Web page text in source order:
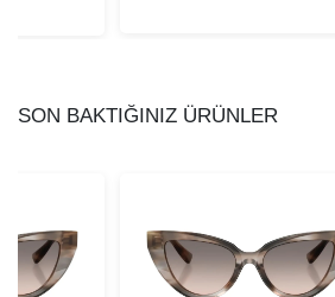
SON BAKTIĞINIZ ÜRÜNLER